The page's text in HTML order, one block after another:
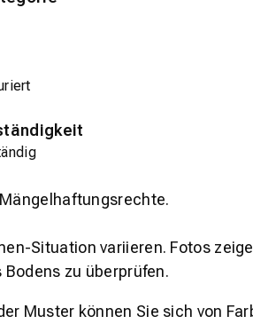
Situation variieren. Fotos
zu überprüfen.
Muster können Sie sich von